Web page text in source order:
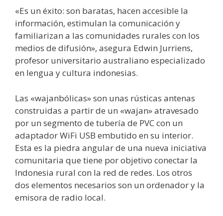
«Es un éxito: son baratas, hacen accesible la
información, estimulan la comunicación y
familiarizan a las comunidades rurales con los
medios de difusión», asegura Edwin Jurriens,
profesor universitario australiano especializado
en lengua y cultura indonesias.
Las «wajanbólicas» son unas rústicas antenas
construidas a partir de un «wajan» atravesado
por un segmento de tubería de PVC con un
adaptador WiFi USB embutido en su interior.
Esta es la piedra angular de una nueva iniciativa
comunitaria que tiene por objetivo conectar la
Indonesia rural con la red de redes. Los otros
dos elementos necesarios son un ordenador y la
emisora de radio local.